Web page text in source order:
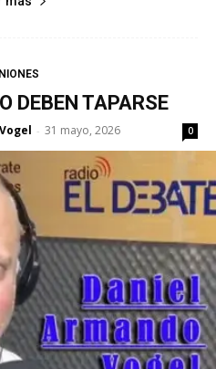
DEBEN TAPARSE
- 31 mayo, 2026 0